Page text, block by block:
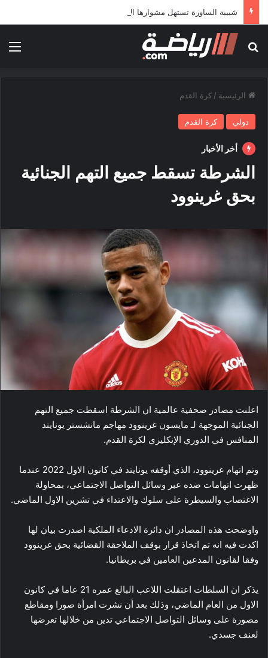
شبيبة الساورة تستهل مشوارها الإفريقي بمواجهة حافيا كوناكري
بحث عن
الرئيسية / كرة القدم
دولي كرة القدم
أخر الأخبار
الشرطة تسقط جميع التهم الجنائية
بحق غرينوود
اعلنت مصادر صحفية عالمية ان الشرطة اسقطت جميع التهم
الجنائية الموجهة لـ ​مايسون غرينوود​ مهاجم ​مانشستر يونايتد​
المنافس في ​الدوري الإنكليزي لكرة القدم​.
وتم اتهام غرينوود، الذي أوقفه يونايتد في كانون الاول 2022 عندما
ظهرت اتهامات ضده عبر وسائل التواصل الاجتماعي، بمحاولة
الاغتصاب والسيطرة على سلوك والاعتداء في تشرين الاول الماضي.
واوضحت هذه المصادر ان دائرة الادعاء الملكية اصدرت بيان لها
اكدت فيه انه تم اتخاذ قرار بوقف الملاحقة القضائية بحق غرينوود
وفقا لقانون المدعين العامين في بريطانيا.
يذكر ان السلطات اعتقلت اللاعب البالغ عمره 21 عاما في كانون
الاول من العام الماضي، وذلك بعد أن نشرت امرأة صورا ومقاطع
مصورة على وسائل التواصل الاجتماعي تدين من خلالها تعرضها
لعنف جسدي.